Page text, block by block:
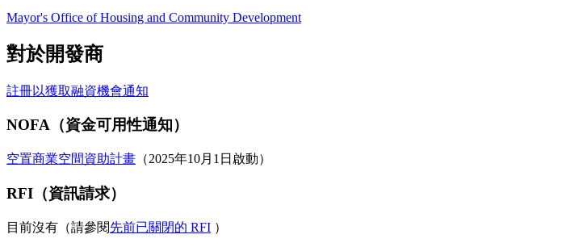
Mayor's Office of Housing and Community Development
對於開發商
註冊以獲取融資機會通知
NOFA（資金可用性通知）
空置商業空間資助計畫 （2025年10月1日啟動）
RFI（資訊請求）
目前沒有（請參閱先前已關閉的 RFI ）